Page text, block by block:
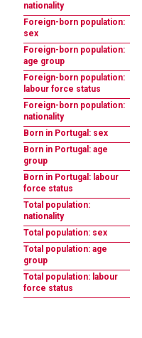
nationality
Foreign-born population:
sex
Foreign-born population:
age group
Foreign-born population:
labour force status
Foreign-born population:
nationality
Born in Portugal: sex
Born in Portugal: age
group
Born in Portugal: labour
force status
Total population:
nationality
Total population: sex
Total population: age
group
Total population: labour
force status